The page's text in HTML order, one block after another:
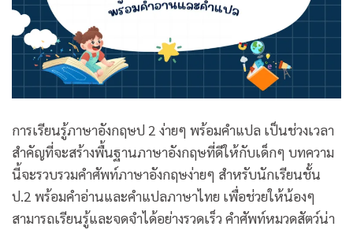
การเรียนรู้ภาษาอังกฤษป 2 ง่ายๆ พร้อมคำแปล เป็นช่วงเวลา
สำคัญที่จะสร้างพื้นฐานภาษาอังกฤษที่ดีให้กับเด็กๆ บทความ
นี้จะรวบรวมคำศัพท์ภาษาอังกฤษง่ายๆ สำหรับนักเรียนชั้น
ป.2 พร้อมคำอ่านและคำแปลภาษาไทย เพื่อช่วยให้น้องๆ
สามารถเรียนรู้และจดจำได้อย่างรวดเร็ว คำศัพท์หมวดสัตว์น่า